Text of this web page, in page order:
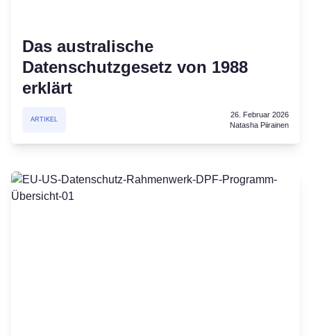
Das australische
Datenschutzgesetz von 1988
erklärt
ARTIKEL
26. Februar 2026
Natasha Piirainen